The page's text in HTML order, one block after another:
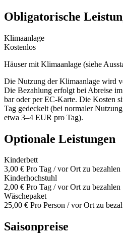
Obligatorische
Klimaanlage
Kostenlos
Häuser mit Klimaanlage (siehe
Die Nutzung der Klimaanlage wird
Die Bezahlung erfolgt bei Abreise
bar oder per EC-Karte. Die Kosten
Tag gedeckelt (bei normaler
etwa 3–4 EUR pro Tag).
Optionale Leistungen
Kinderbett
3,00 € Pro Tag / vor Ort zu bezahlen
Kinderhochstuhl
2,00 € Pro Tag / vor Ort zu bezahlen
Wäschepaket
25,00 € Pro Person / vor Ort zu
Saisonpreise